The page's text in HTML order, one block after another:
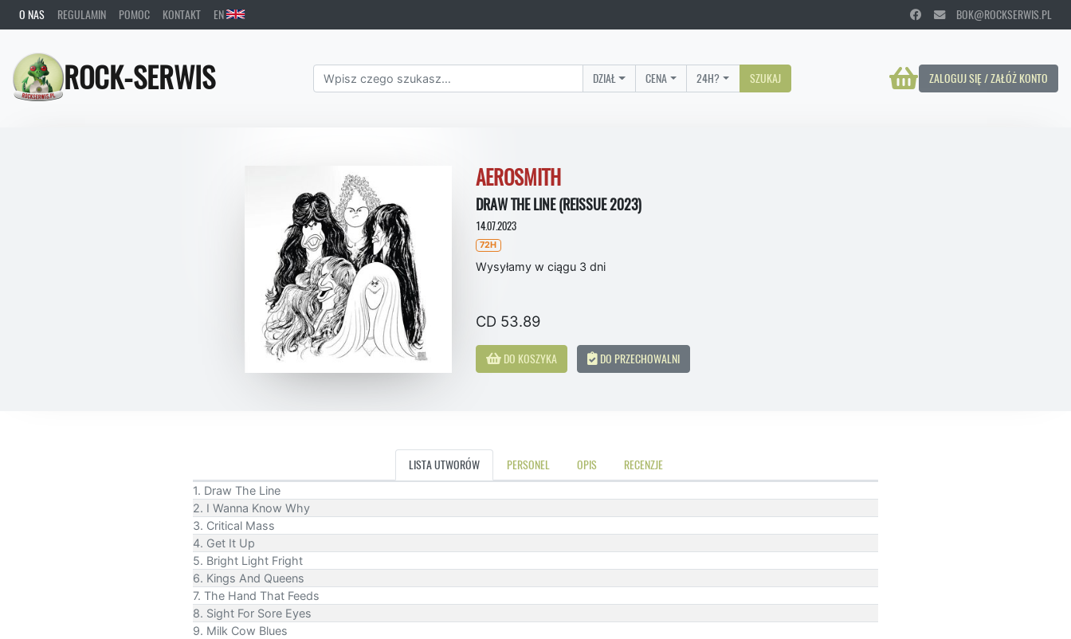
O NAS REGULAMIN POMOC KONTAKT EN BOK@ROCKSERWIS.PL
ROCK-SERWIS ZALOGUJ SIĘ / ZAŁÓŻ KONTO
DZIAŁ CENA 24H? SZUKAJ
AEROSMITH
DRAW THE LINE (REISSUE 2023)
14.07.2023
72H
Wysyłamy w ciągu 3 dni
CD 53.89
DO KOSZYKA DO PRZECHOWALNI
LISTA UTWORÓW PERSONEL OPIS RECENZJE
1. Draw The Line
2. I Wanna Know Why
3. Critical Mass
4. Get It Up
5. Bright Light Fright
6. Kings And Queens
7. The Hand That Feeds
8. Sight For Sore Eyes
9. Milk Cow Blues